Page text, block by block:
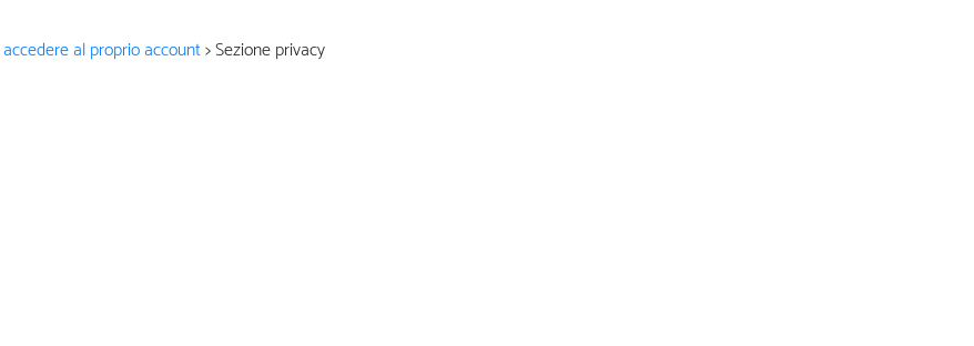
accedere al proprio account> Sezione privacy